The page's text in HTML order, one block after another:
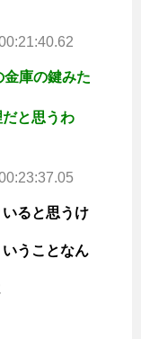
庫の鍵みた
と思うわ
ると思うけ
うことなん